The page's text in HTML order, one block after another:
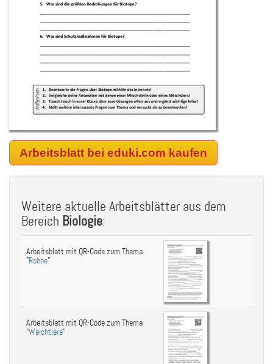
Arbeitsblatt bei eduki.com kaufen
Weitere aktuelle Arbeitsblätter aus dem
Bereich Biologie:
Arbeitsblatt mit QR-Code zum Thema
"Robbe"
Arbeitsblatt mit QR-Code zum Thema
"Weichtiere"